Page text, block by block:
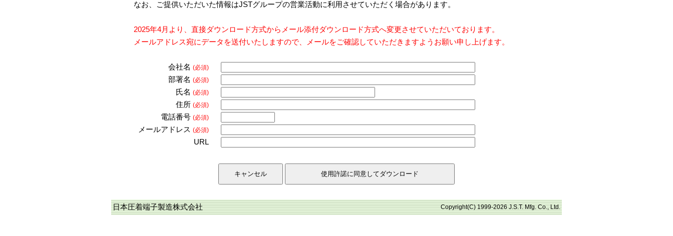
なお、ご提供いただいた情報はJSTグループの営業活動に利用させていただく場合があります。
2025年4月より、直接ダウンロード方式からメール添付ダウンロード方式へ変更させていただいております。
メールアドレス宛にデータを送付いたしますので、メールをご確認していただきますようお願い申し上げます。
会社名 (必須)
部署名 (必須)
氏名 (必須)
住所 (必須)
電話番号 (必須)
メールアドレス (必須)
URL
日本圧着端子製造株式会社 Copyright(C) 1999-2026 J.S.T. Mfg. Co., Ltd.